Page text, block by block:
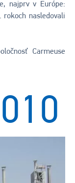
najprv v Európe:
rokoch nasledovali
Carmeuse